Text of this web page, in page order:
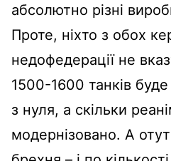
абсолютно різні
Проте, ніхто з обох
недофедерації не
1500-1600 танків
з нуля, а скільки
модернізовано. А